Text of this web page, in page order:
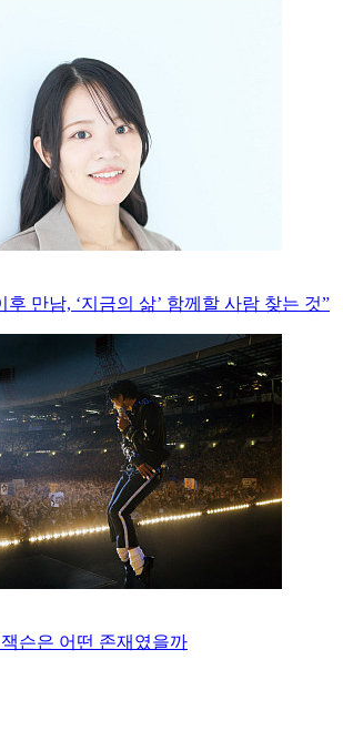
후 만남, ‘지금의 삶’ 함께할 사람 찾는 것”
슨은 어떤 존재였을까